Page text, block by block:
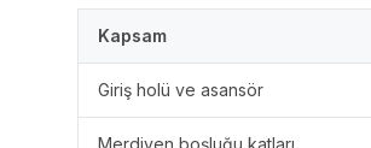
Kapsam
Giriş holü ve asansör
Merdiven boşluğu katları